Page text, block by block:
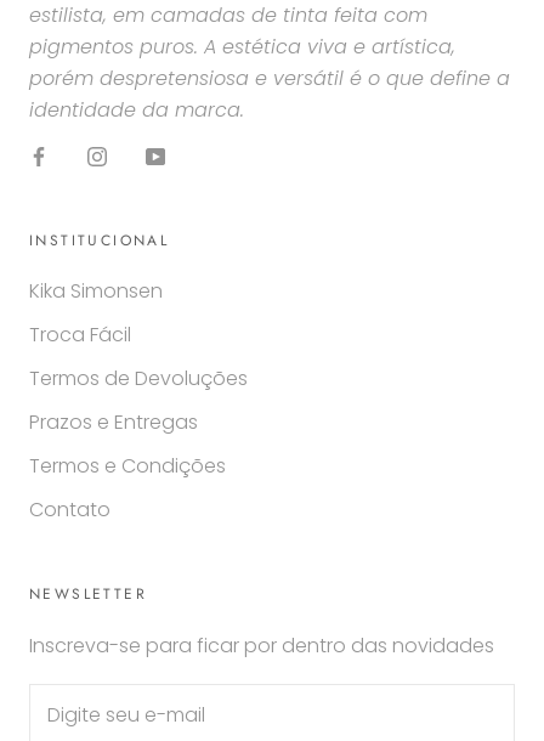
estilista, em camadas de tinta feita com
pigmentos puros. A estética viva e artística,
porém despretensiosa e versátil é o que define a
identidade da marca.
INSTITUCIONAL
Kika Simonsen
Troca Fácil
Termos de Devoluções
Prazos e Entregas
Termos e Condições
Contato
NEWSLETTER
Inscreva-se para ficar por dentro das novidades